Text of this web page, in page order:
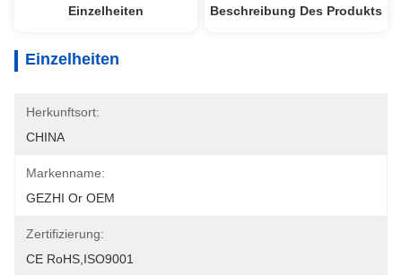
Einzelheiten Beschreibung Des Produkts
Einzelheiten
Herkunftsort:
CHINA
Markenname:
GEZHI Or OEM
Zertifizierung:
CE RoHS,ISO9001